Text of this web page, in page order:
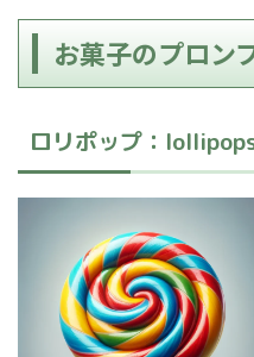
お菓子のプロン
ロリポップ：